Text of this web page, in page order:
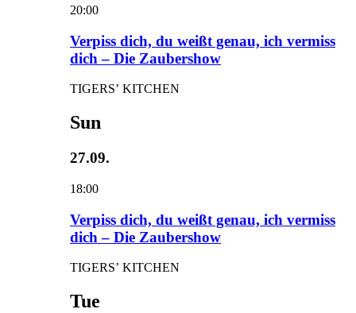
20:00
Verpiss dich, du weißt genau, ich vermiss
dich – Die Zaubershow
TIGERS’ KITCHEN
Sun
27.09.
18:00
Verpiss dich, du weißt genau, ich vermiss
dich – Die Zaubershow
TIGERS’ KITCHEN
Tue